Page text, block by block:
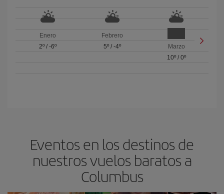
Enero
2º/ -6º
Febrero
5º/ -4º
Marzo
10º/ 0º
Eventos en los destinos de
nuestros vuelos baratos a
Columbus